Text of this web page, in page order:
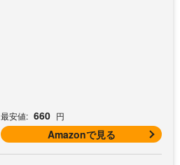
最安値: 660 円
Amazonで見る